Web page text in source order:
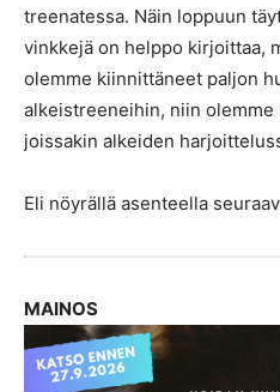
treenatessa. Näin loppuun
vinkkejä on helppo kirjoittaa,
olemme kiinnittäneet paljon
alkeistreeneihin, niin
joissakin alkeiden
Eli nöyrällä asenteella
MAINOS